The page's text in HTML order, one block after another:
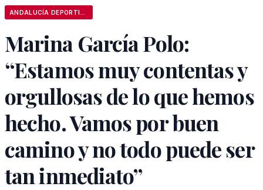
Marina García Polo:
“Estamos muy contentas y
orgullosas de lo que hemos
hecho. Vamos por buen
camino y no todo puede ser
tan inmediato”